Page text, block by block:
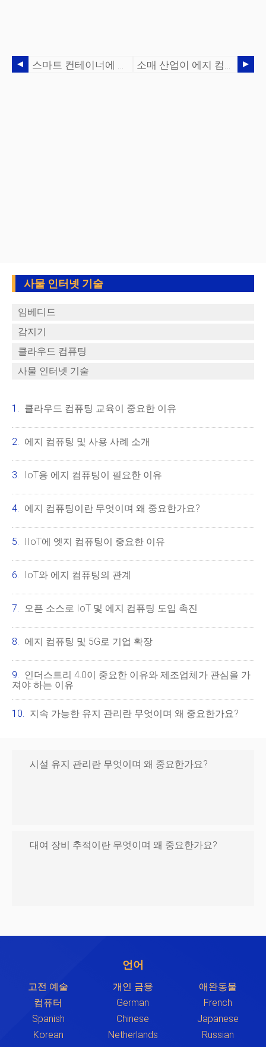
스마트 컨테이너에 대한 UN/CEFACT 데이터 교환 표준 소매 산업이 에지 컴퓨팅의 힘을 활용해야 하는 이유
사물 인터넷 기술
임베디드
감지기
클라우드 컴퓨팅
사물 인터넷 기술
클라우드 컴퓨팅 교육이 중요한 이유
에지 컴퓨팅 및 사용 사례 소개
IoT용 에지 컴퓨팅이 필요한 이유
에지 컴퓨팅이란 무엇이며 왜 중요한가요?
IIoT에 엣지 컴퓨팅이 중요한 이유
IoT와 에지 컴퓨팅의 관계
오픈 소스로 IoT 및 에지 컴퓨팅 도입 촉진
에지 컴퓨팅 및 5G로 기업 확장
인더스트리 4.0이 중요한 이유와 제조업체가 관심을 가
져야 하는 이유
지속 가능한 유지 관리란 무엇이며 왜 중요한가요?
시설 유지 관리란 무엇이며 왜 중요한가요?
대여 장비 추적이란 무엇이며 왜 중요한가요?
언어
고전 예술 개인 금융
애완동물
컴퓨터
German
French
Spanish
Chinese
Japanese
Korean
Netherlands
Russian